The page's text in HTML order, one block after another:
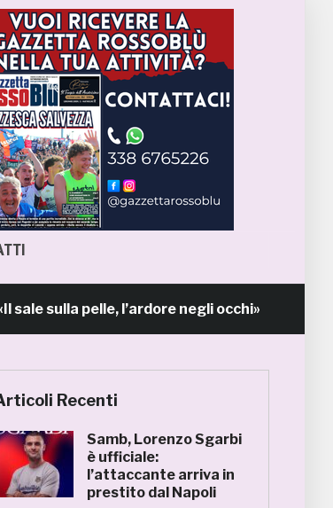
pelle, l’ardore negli occhi»
Recenti
Samb, Lorenzo Sgarbi
è ufficiale:
l’attaccante arriva in
prestito dal Napoli